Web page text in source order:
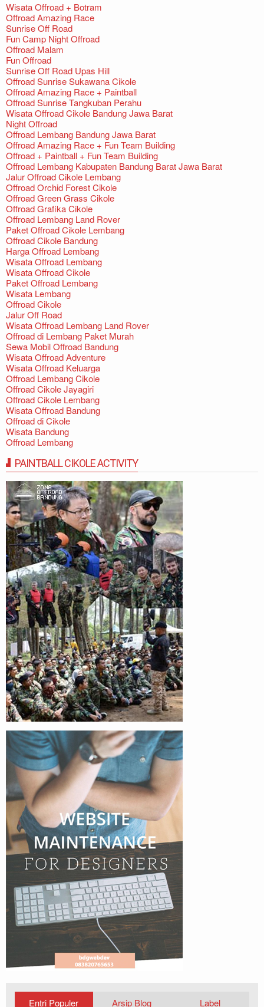
Wisata Offroad + Botram
Offroad Amazing Race
Sunrise Off Road
Fun Camp Night Offroad
Offroad Malam
Fun Offroad
Sunrise Off Road Upas Hill
Offroad Sunrise Sukawana Cikole
Offroad Amazing Race + Paintball
Offroad Sunrise Tangkuban Perahu
Wisata Offroad Cikole Bandung Jawa Barat
Night Offroad
Offroad Lembang Bandung Jawa Barat
Offroad Amazing Race + Fun Team Building
Offroad + Paintball + Fun Team Building
Offroad Lembang Kabupaten Bandung Barat Jawa Barat
Jalur Offroad Cikole Lembang
Offroad Orchid Forest Cikole
Offroad Green Grass Cikole
Offroad Grafika Cikole
Offroad Lembang Land Rover
Paket Offroad Cikole Lembang
Offroad Cikole Bandung
Harga Offroad Lembang
Wisata Offroad Lembang
Wisata Offroad Cikole
Paket Offroad Lembang
Wisata Lembang
Offroad Cikole
Jalur Off Road
Wisata Offroad Lembang Land Rover
Offroad di Lembang Paket Murah
Sewa Mobil Offroad Bandung
Wisata Offroad Adventure
Wisata Offroad Keluarga
Offroad Lembang Cikole
Offroad Cikole Jayagiri
Offroad Cikole Lembang
Wisata Offroad Bandung
Offroad di Cikole
Wisata Bandung
Offroad Lembang
PAINTBALL CIKOLE ACTIVITY
Entri Populer Arsip Blog Label